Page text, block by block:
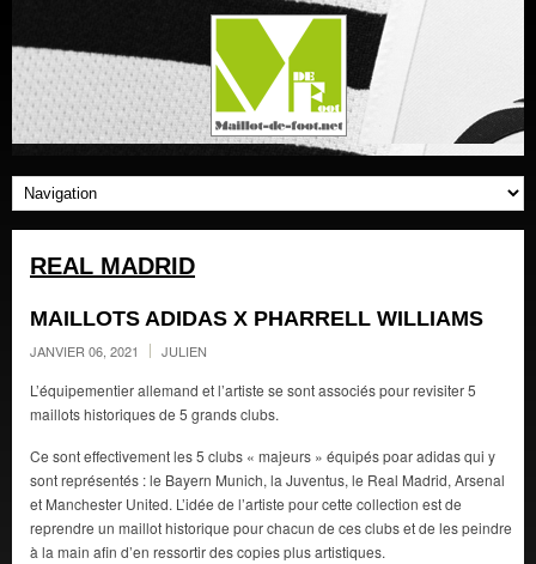
REAL MADRID
MAILLOTS ADIDAS X PHARRELL WILLIAMS
JANVIER 06, 2021 JULIEN
L’équipementier allemand et l’artiste se sont associés pour revisiter 5
maillots historiques de 5 grands clubs.
Ce sont effectivement les 5 clubs « majeurs » équipés poar adidas qui y
sont représentés : le Bayern Munich, la Juventus, le Real Madrid, Arsenal
et Manchester United. L’idée de l’artiste pour cette collection est de
reprendre un maillot historique pour chacun de ces clubs et de les peindre
à la main afin d’en ressortir des copies plus artistiques.